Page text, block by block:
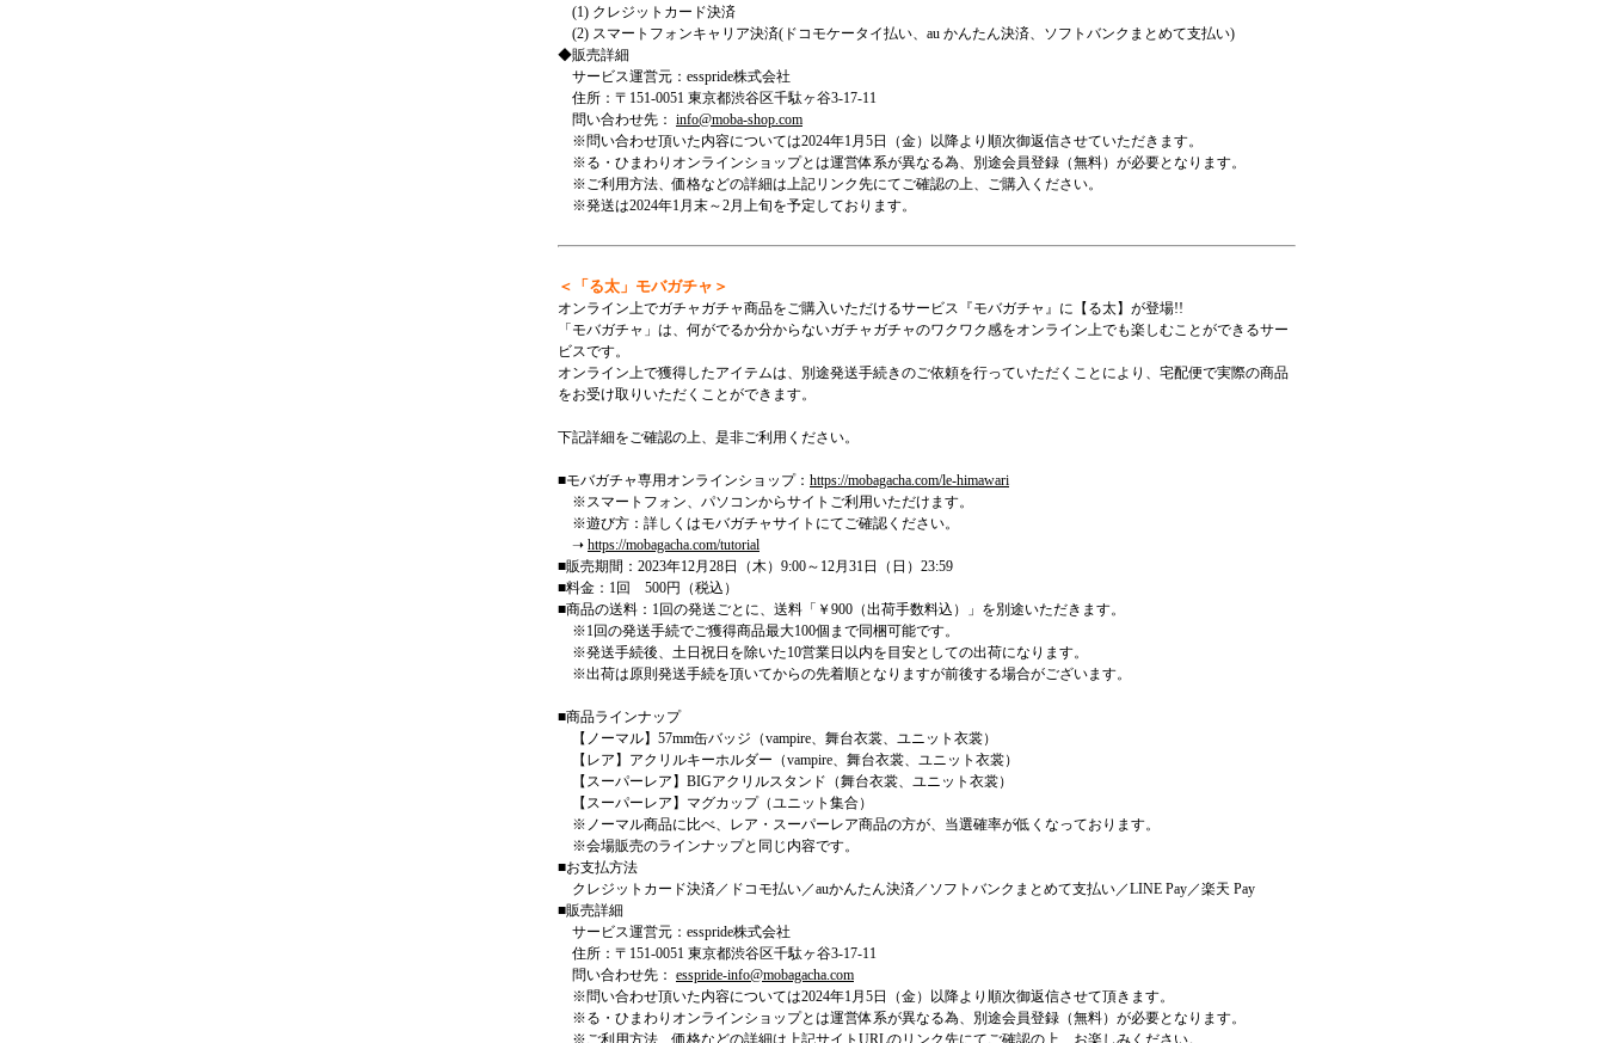
(1) クレジットカード決済
(2) スマートフォンキャリア決済(ドコモケータイ払い、au かんたん決済、ソフトバンクまとめて支払い)
◆販売詳細
サービス運営元：esspride株式会社
住所：〒151-0051 東京都渋谷区千駄ヶ谷3-17-11
問い合わせ先： info@moba-shop.com
※問い合わせ頂いた内容については2024年1月5日（金）以降より順次御返信させていただきます。
※る・ひまわりオンラインショップとは運営体系が異なる為、別途会員登録（無料）が必要となります。
※ご利用方法、価格などの詳細は上記リンク先にてご確認の上、ご購入ください。
※発送は2024年1月末～2月上旬を予定しております。
＜「る太」モバガチャ＞
オンライン上でガチャガチャ商品をご購入いただけるサービス『モバガチャ』に【る太】が登場!!
「モバガチャ」は、何がでるか分からないガチャガチャのワクワク感をオンライン上でも楽しむことができるサー
ビスです。
オンライン上で獲得したアイテムは、別途発送手続きのご依頼を行っていただくことにより、宅配便で実際の商品
をお受け取りいただくことができます。
下記詳細をご確認の上、是非ご利用ください。
■モバガチャ専用オンラインショップ： https://mobagacha.com/le-himawari
※スマートフォン、パソコンからサイトご利用いただけます。
※遊び方：詳しくはモバガチャサイトにてご確認ください。
➝ https://mobagacha.com/tutorial
■販売期間：2023年12月28日（木）9:00～12月31日（日）23:59
■料金：1回 500円（税込）
■商品の送料：1回の発送ごとに、送料「￥900（出荷手数料込）」を別途いただきます。
※1回の発送手続でご獲得商品最大100個まで同梱可能です。
※発送手続後、土日祝日を除いた10営業日以内を目安としての出荷になります。
※出荷は原則発送手続を頂いてからの先着順となりますが前後する場合がございます。
■商品ラインナップ
【ノーマル】57mm缶バッジ（vampire、舞台衣裳、ユニット衣裳）
【レア】アクリルキーホルダー（vampire、舞台衣裳、ユニット衣裳）
【スーパーレア】BIGアクリルスタンド（舞台衣裳、ユニット衣裳）
【スーパーレア】マグカップ（ユニット集合）
※ノーマル商品に比べ、レア・スーパーレア商品の方が、当選確率が低くなっております。
※会場販売のラインナップと同じ内容です。
■お支払方法
クレジットカード決済／ドコモ払い／auかんたん決済／ソフトバンクまとめて支払い／LINE Pay／楽天 Pay
■販売詳細
サービス運営元：esspride株式会社
住所：〒151-0051 東京都渋谷区千駄ヶ谷3-17-11
問い合わせ先： esspride-info@mobagacha.com
※問い合わせ頂いた内容については2024年1月5日（金）以降より順次御返信させて頂きます。
※る・ひまわりオンラインショップとは運営体系が異なる為、別途会員登録（無料）が必要となります。
※ご利用方法、価格などの詳細は上記サイトURLのリンク先にてご確認の上、お楽しみください。